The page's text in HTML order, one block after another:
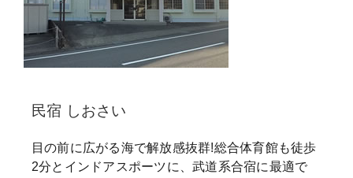
民宿 しおさい
目の前に広がる海で解放感抜群!総合体育館も徒歩
2分とインドアスポーツに、武道系合宿に最適で